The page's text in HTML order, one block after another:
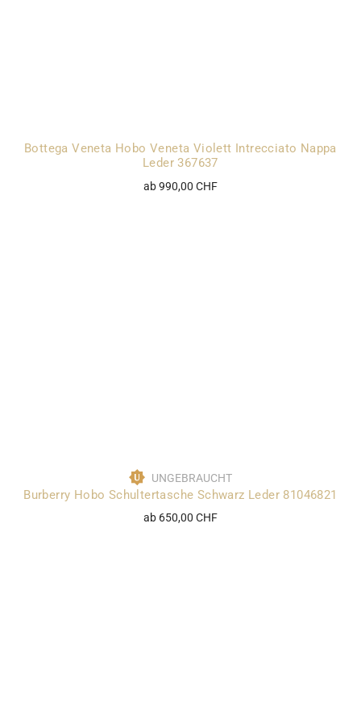
Bottega Veneta Hobo Veneta Violett Intrecciato Nappa
Leder 367637
ab 990,00 CHF
UNGEBRAUCHT
Burberry Hobo Schultertasche Schwarz Leder 81046821
ab 650,00 CHF